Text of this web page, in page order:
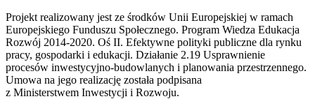
Projekt realizowany jest ze środków Unii Europejskiej w ramach
Europejskiego Funduszu Społecznego. Program Wiedza Edukacja
Rozwój 2014-2020. Oś II. Efektywne polityki publiczne dla rynku
pracy, gospodarki i edukacji. Działanie 2.19 Usprawnienie
procesów inwestycyjno-budowlanych i planowania przestrzennego.
Umowa na jego realizację została podpisana
z Ministerstwem Inwestycji i Rozwoju.